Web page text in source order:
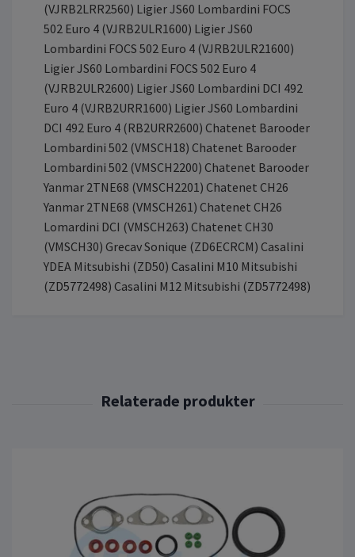
(VJRB2LRR2560) Ligier JS60 Lombardini FOCS
502 Euro 4 (VJRB2ULR1600) Ligier JS60
Lombardini FOCS 502 Euro 4 (VJRB2ULR21600)
Ligier JS60 Lombardini FOCS 502 Euro 4
(VJRB2ULR2600) Ligier JS60 Lombardini DCI 492
Euro 4 (VJRB2URR1600) Ligier JS60 Lombardini
DCI 492 Euro 4 (RB2URR2600) Chatenet Barooder
Lombardini 502 (VMSCH18) Chatenet Barooder
Lombardini 502 (VMSCH2200) Chatenet Barooder
Yanmar 2TNE68 (VMSCH2201) Chatenet CH26
Yanmar 2TNE68 (VMSCH261) Chatenet CH26
Lomardini DCI (VMSCH263) Chatenet CH30
(VMSCH30) Grecav Sonique (ZD6ECRCM) Casalini
YDEA Mitsubishi (ZD50) Casalini M10 Mitsubishi
(ZD5772498) Casalini M12 Mitsubishi (ZD5772498)